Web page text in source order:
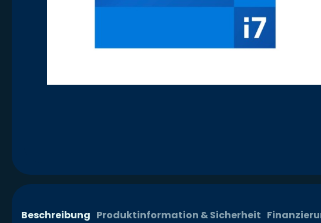
Beschreibung Produktinformation & Sicherheit